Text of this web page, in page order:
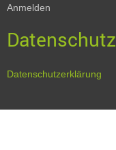
Anmelden
Datenschutz
Datenschutzerklärung